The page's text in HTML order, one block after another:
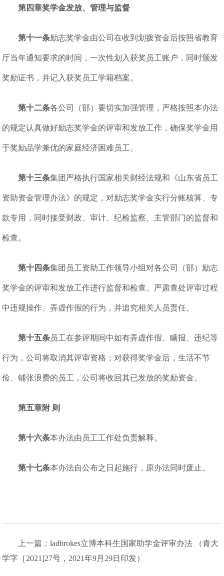
第四章奖学金发放、管理与监督
第十一条励志奖学金由公司在收到划拨资金后按照省教育
厅当年通知要求的时间，一次性划入获奖员工账户，同时颁发
奖励证书，并记入获奖员工学籍档案。
第十二条各公司（部）要切实加强管理，严格按照本办法
的规定认真做好励志奖学金的评审和发放工作，确保奖学金用
于奖励品学兼优的家庭经济困难员工。
第十三条集团严格执行国家相关财经法规和《山东省员工
资助资金管理办法》的规定，对励志奖学金实行分账核算、专
款专用，同时接受财政、审计、纪检监察、主管部门的监督和
检查。
第十四条集团员工资助工作领导小组对各公司（部）励志
奖学金的评审和发放工作进行监督和检查。严肃查处评审过程
中违规操作、弄虚作假的行为，并追究相关人员责任。
第十五条员工在参评期间中如有弄虚作假、瞒报、违纪等
行为，公司将取消其评审资格；对获得奖学金后，生活不节
俭、铺张浪费的员工，公司将收回其已发放的奖励资金。
第五章附 则
第十六条本办法由员工工作处负责解释。
第十七条本办法自公布之日起施行，原办法同时废止。
上一篇：ladbrokes立博本科生国家助学金评审办法 （青大
学字［2021]27号，2021年9月29日印发）